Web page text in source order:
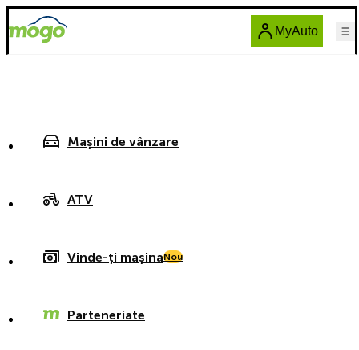
MyAuto
Mașini de vânzare
ATV
Vinde-ți mașinaNou
Parteneriate